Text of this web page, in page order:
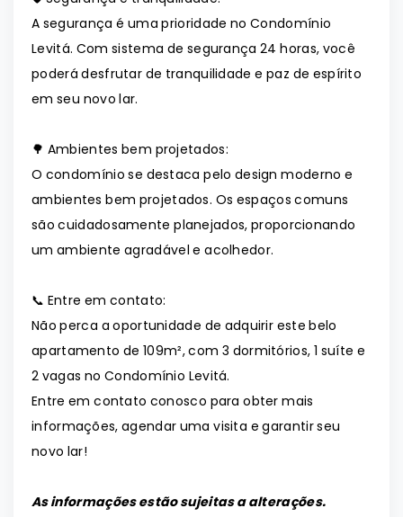
A segurança é uma prioridade no Condomínio
Levitá. Com sistema de segurança 24 horas, você
poderá desfrutar de tranquilidade e paz de espírito
em seu novo lar.
🌳 Ambientes bem projetados:
O condomínio se destaca pelo design moderno e
ambientes bem projetados. Os espaços comuns
são cuidadosamente planejados, proporcionando
um ambiente agradável e acolhedor.
📞 Entre em contato:
Não perca a oportunidade de adquirir este belo
apartamento de 109m², com 3 dormitórios, 1 suíte e
2 vagas no Condomínio Levitá.
Entre em contato conosco para obter mais
informações, agendar uma visita e garantir seu
novo lar!
As informações estão sujeitas a alterações.